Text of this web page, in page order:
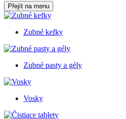
Přejít na menu
Zubné kefky
Zubné pasty a gély
Vosky